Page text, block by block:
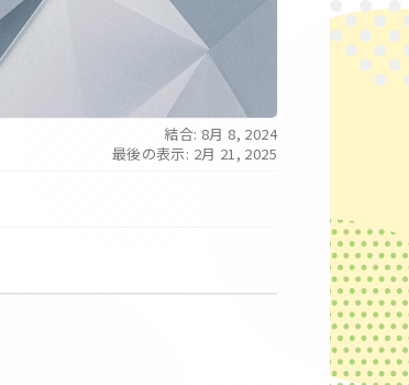
結合: 8月 8, 2024
最後の表示: 2月 21, 2025